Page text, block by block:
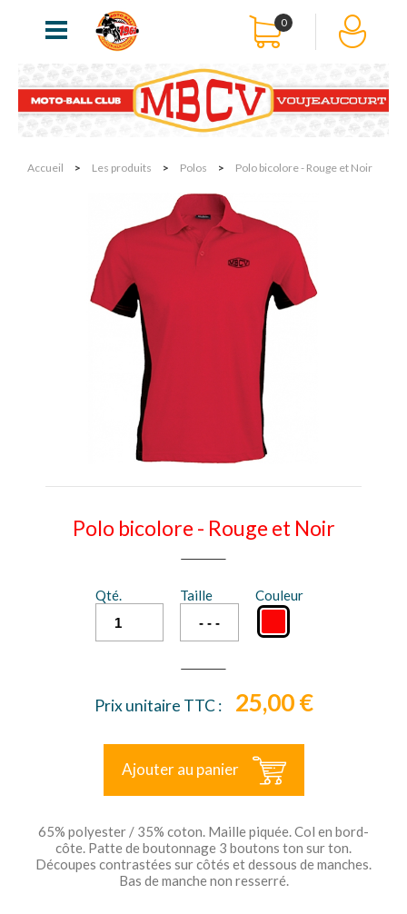
0
Accueil > Les produits > Polos > Polo bicolore - Rouge et Noir
Polo bicolore - Rouge et Noir
Qté. Taille Couleur
Prix unitaire TTC : 25,00 €
Ajouter au panier
65% polyester / 35% coton. Maille piquée. Col en bord-
côte. Patte de boutonnage 3 boutons ton sur ton.
Découpes contrastées sur côtés et dessous de manches.
Bas de manche non resserré.